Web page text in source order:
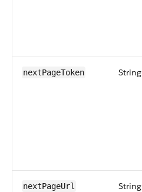
nextPageToken String
nextPageUrl String